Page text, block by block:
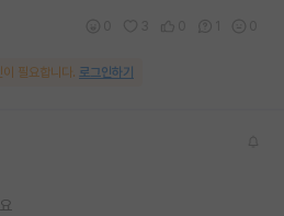
필요합니다. 로그인하기